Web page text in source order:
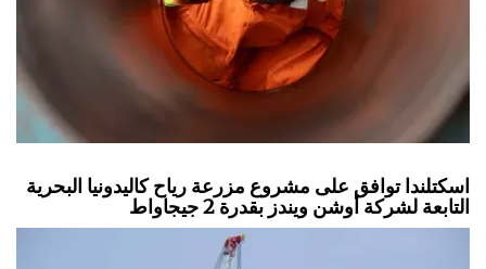
اسكتلندا توافق على مشروع مزرعة رياح كاليدونيا البحرية
التابعة لشركة أوشن ويندز بقدرة 2 جيجاواط